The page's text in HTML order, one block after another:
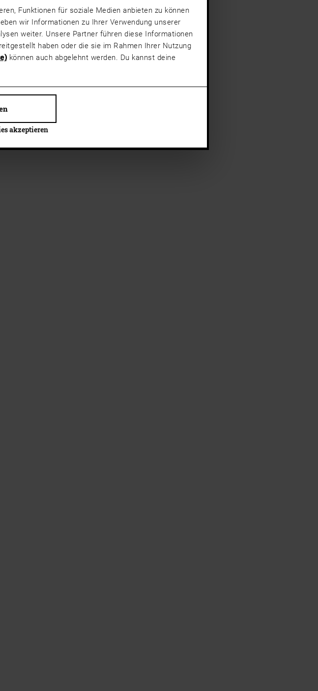
Funktionen für soziale Medien anbieten zu können
wir Informationen zu Ihrer Verwendung unserer
weiter. Unsere Partner führen diese Informationen
haben oder die sie im Rahmen Ihrer Nutzung
können auch abgelehnt werden. Du kannst deine
akzeptieren